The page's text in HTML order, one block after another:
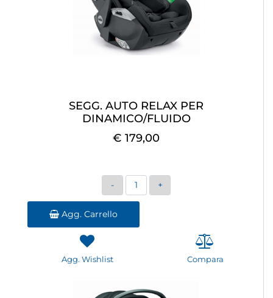
SEGG. AUTO RELAX PER
DINAMICO/FLUIDO
€ 179,00
Quantità
Agg. Carrello
Agg. Wishlist Compara